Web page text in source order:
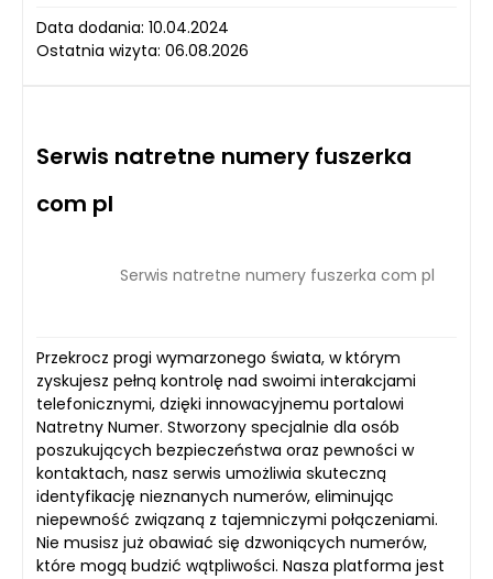
Data dodania: 10.04.2024
Ostatnia wizyta: 06.08.2026
Serwis natretne numery fuszerka
com pl
Serwis natretne numery fuszerka com pl
Przekrocz progi wymarzonego świata, w którym
zyskujesz pełną kontrolę nad swoimi interakcjami
telefonicznymi, dzięki innowacyjnemu portalowi
Natretny Numer. Stworzony specjalnie dla osób
poszukujących bezpieczeństwa oraz pewności w
kontaktach, nasz serwis umożliwia skuteczną
identyfikację nieznanych numerów, eliminując
niepewność związaną z tajemniczymi połączeniami.
Nie musisz już obawiać się dzwoniących numerów,
które mogą budzić wątpliwości. Nasza platforma jest